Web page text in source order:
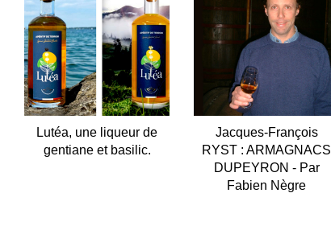
Lutéa, une liqueur de
gentiane et basilic.
Jacques-François
RYST : ARMAGNACS
DUPEYRON - Par
Fabien Nègre